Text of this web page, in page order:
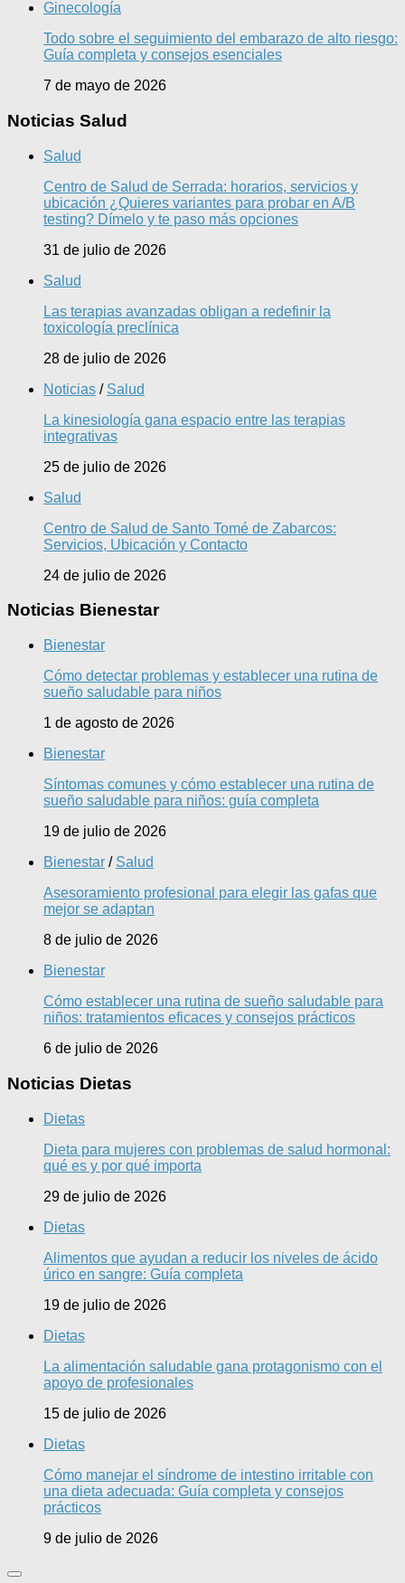
Ginecología
Todo sobre el seguimiento del embarazo de alto riesgo:
Guía completa y consejos esenciales
7 de mayo de 2026
Noticias Salud
Salud
Centro de Salud de Serrada: horarios, servicios y
ubicación ¿Quieres variantes para probar en A/B
testing? Dímelo y te paso más opciones
31 de julio de 2026
Salud
Las terapias avanzadas obligan a redefinir la
toxicología preclínica
28 de julio de 2026
Noticias / Salud
La kinesiología gana espacio entre las terapias
integrativas
25 de julio de 2026
Salud
Centro de Salud de Santo Tomé de Zabarcos:
Servicios, Ubicación y Contacto
24 de julio de 2026
Noticias Bienestar
Bienestar
Cómo detectar problemas y establecer una rutina de
sueño saludable para niños
1 de agosto de 2026
Bienestar
Síntomas comunes y cómo establecer una rutina de
sueño saludable para niños: guía completa
19 de julio de 2026
Bienestar / Salud
Asesoramiento profesional para elegir las gafas que
mejor se adaptan
8 de julio de 2026
Bienestar
Cómo establecer una rutina de sueño saludable para
niños: tratamientos eficaces y consejos prácticos
6 de julio de 2026
Noticias Dietas
Dietas
Dieta para mujeres con problemas de salud hormonal:
qué es y por qué importa
29 de julio de 2026
Dietas
Alimentos que ayudan a reducir los niveles de ácido
úrico en sangre: Guía completa
19 de julio de 2026
Dietas
La alimentación saludable gana protagonismo con el
apoyo de profesionales
15 de julio de 2026
Dietas
Cómo manejar el síndrome de intestino irritable con
una dieta adecuada: Guía completa y consejos
prácticos
9 de julio de 2026